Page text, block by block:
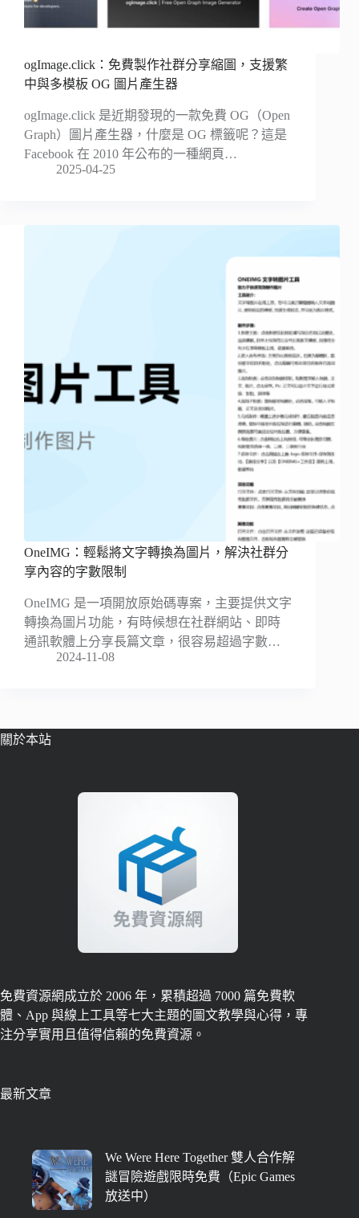
ogImage.click：免費製作社群分享縮圖，支援繁
中與多模板 OG 圖片產生器
ogImage.click 是近期發現的一款免費 OG（Open
Graph）圖片產生器，什麼是 OG 標籤呢？這是
Facebook 在 2010 年公布的一種網頁…
2025-04-25
OneIMG：輕鬆將文字轉換為圖片，解決社群分
享內容的字數限制
OneIMG 是一項開放原始碼專案，主要提供文字
轉換為圖片功能，有時候想在社群網站、即時
通訊軟體上分享長篇文章，很容易超過字數…
2024-11-08
關於本站
免費資源網成立於 2006 年，累積超過 7000 篇免費軟
體、App 與線上工具等七大主題的圖文教學與心得，專
注分享實用且值得信賴的免費資源。
最新文章
We Were Here Together 雙人合作解
謎冒險遊戲限時免費（Epic Games
放送中）